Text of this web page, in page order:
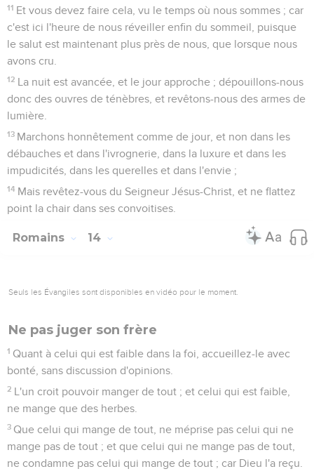
11 Et vous devez faire cela, vu le temps où nous sommes ; car
c'est ici l'heure de nous réveiller enfin du sommeil, puisque
le salut est maintenant plus près de nous, que lorsque nous
avons cru.
12 La nuit est avancée, et le jour approche ; dépouillons-nous
donc des ouvres de ténèbres, et revêtons-nous des armes de
lumière.
13 Marchons honnêtement comme de jour, et non dans les
débauches et dans l'ivrognerie, dans la luxure et dans les
impudicités, dans les querelles et dans l'envie ;
14 Mais revêtez-vous du Seigneur Jésus-Christ, et ne flattez
point la chair dans ses convoitises.
Romains 14
Seuls les Évangiles sont disponibles en vidéo pour le moment.
Ne pas juger son frère
1 Quant à celui qui est faible dans la foi, accueillez-le avec
bonté, sans discussion d'opinions.
2 L'un croit pouvoir manger de tout ; et celui qui est faible,
ne mange que des herbes.
3 Que celui qui mange de tout, ne méprise pas celui qui ne
mange pas de tout ; et que celui qui ne mange pas de tout,
ne condamne pas celui qui mange de tout ; car Dieu l'a reçu.